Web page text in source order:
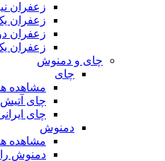
زعفران
زعفران
زعفران
زعفران
چای و دمنوش
چای
مشاهده
چای آتیش
چای
دمنوش
مشاهده
دمنوش